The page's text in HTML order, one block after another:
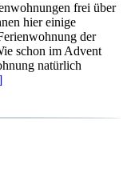
frei über
hier einige
der
schon im Advent
natürlich